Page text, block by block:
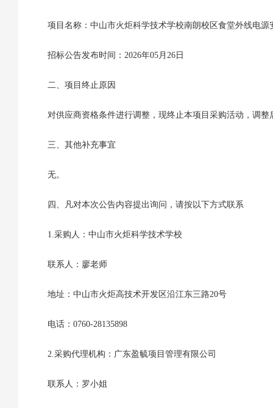
项目名称：中山市火炬科学技术学校南朗校区食堂外线电源
招标公告发布时间：2026年05月26日
二、项目终止原因
对供应商资格条件进行调整，现终止本项目采购活动，调整
三、 其他补充事宜
无。
四、凡对本次公告内容提出询问，请按以下方式联系
1.采购人：中山市火炬科学技术学校
联系人：廖老师
地址：中山市火炬高技术开发区沿江东三路20号
电话：0760-28135898
2.采购代理机构：广东盈毓项目管理有限公司
联系人：罗小姐